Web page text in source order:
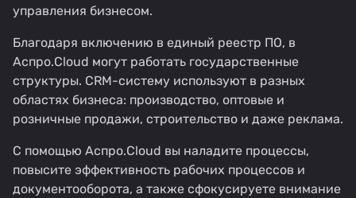
управления бизнесом.
Благодаря включению в единый реестр ПО, в
Аспро.Cloud могут работать государственные
структуры. CRM-систему используют в разных
областях бизнеса: производство, оптовые и
розничные продажи, строительство и даже реклама.
С помощью Аспро.Cloud вы наладите процессы,
повысите эффективность рабочих процессов и
документооборота, а также сфокусируете внимание